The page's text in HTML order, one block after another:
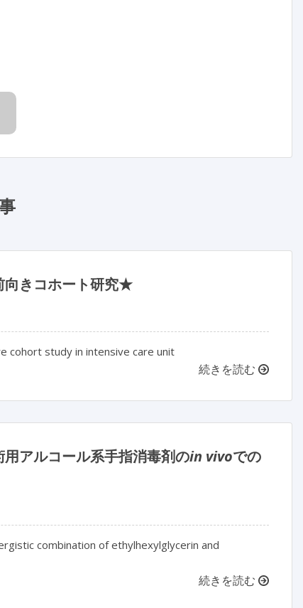
向きコホート研究★
cohort study in intensive care unit
続きを読む
アルコール系手指消毒剤のin vivoでの
combination of ethylhexylglycerin and
続きを読む